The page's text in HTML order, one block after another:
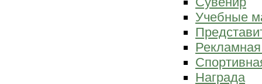
Учебные
Награда